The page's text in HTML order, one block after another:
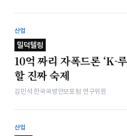
산업
밀덕텔링
10억 짜리 자폭드론 ‘K-
할 진짜 숙제
김민석 한국국방안보포럼 연구위원
산업